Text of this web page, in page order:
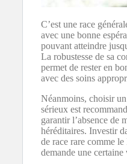
C’est une race
avec une bonne
pouvant atteindre
La robustesse de sa
permet de rester en
avec des soins
Néanmoins, choisir
sérieux est
garantir l’absence de
héréditaires. Investir
de race rare comme
demande une certaine